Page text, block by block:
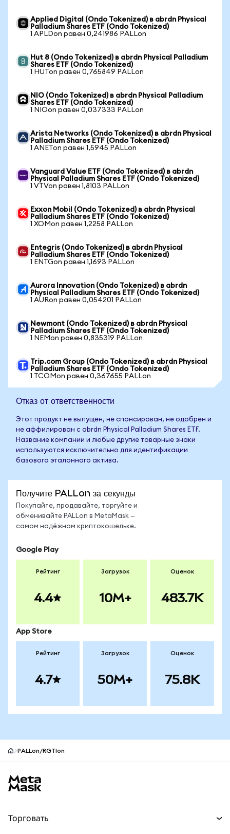
Applied Digital (Ondo Tokenized) в abrdn Physical
Palladium Shares ETF (Ondo Tokenized)
1 APLDon равен 0,241986 PALLon
Hut 8 (Ondo Tokenized) в abrdn Physical Palladium
Shares ETF (Ondo Tokenized)
1 HUTon равен 0,765849 PALLon
NIO (Ondo Tokenized) в abrdn Physical Palladium
Shares ETF (Ondo Tokenized)
1 NIOon равен 0,037333 PALLon
Arista Networks (Ondo Tokenized) в abrdn Physical
Palladium Shares ETF (Ondo Tokenized)
1 ANETon равен 1,5945 PALLon
Vanguard Value ETF (Ondo Tokenized) в abrdn
Physical Palladium Shares ETF (Ondo Tokenized)
1 VTVon равен 1,8103 PALLon
Exxon Mobil (Ondo Tokenized) в abrdn Physical
Palladium Shares ETF (Ondo Tokenized)
1 XOMon равен 1,2258 PALLon
Entegris (Ondo Tokenized) в abrdn Physical
Palladium Shares ETF (Ondo Tokenized)
1 ENTGon равен 1,1693 PALLon
Aurora Innovation (Ondo Tokenized) в abrdn
Physical Palladium Shares ETF (Ondo Tokenized)
1 AURon равен 0,054201 PALLon
Newmont (Ondo Tokenized) в abrdn Physical
Palladium Shares ETF (Ondo Tokenized)
1 NEMon равен 0,835319 PALLon
Trip.com Group (Ondo Tokenized) в abrdn Physical
Palladium Shares ETF (Ondo Tokenized)
1 TCOMon равен 0,367655 PALLon
Отказ от ответственности
Этот продукт не выпущен, не спонсирован, не одобрен и
не аффилирован с abrdn Physical Palladium Shares ETF.
Название компании и любые другие товарные знаки
используются исключительно для идентификации
базового эталонного актива.
Получите PALLon за секунды
Покупайте, продавайте, торгуйте и
обменивайте PALLon в MetaMask —
самом надёжном криптокошельке.
Google Play
Рейтинг
4.4
Загрузок
10M+
Оценок
483.7K
App Store
Рейтинг
4.7
Загрузок
50M+
Оценок
75.8K
PALLon/RGTIon
Торговать